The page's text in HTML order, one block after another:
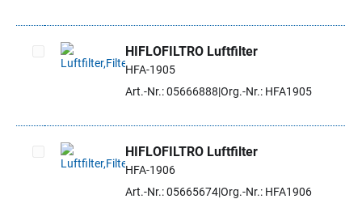
Artikel auswählen
HIFLOFILTRO Luftfilter
HFA-1905
Art.-Nr.: 05666888 Org.-Nr.: HFA1905
Artikel auswählen
HIFLOFILTRO Luftfilter
HFA-1906
Art.-Nr.: 05665674Org.-Nr.: HFA1906